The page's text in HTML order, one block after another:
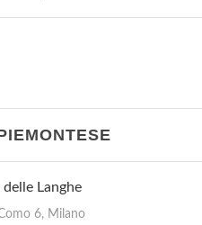
Langhe
6, Milano